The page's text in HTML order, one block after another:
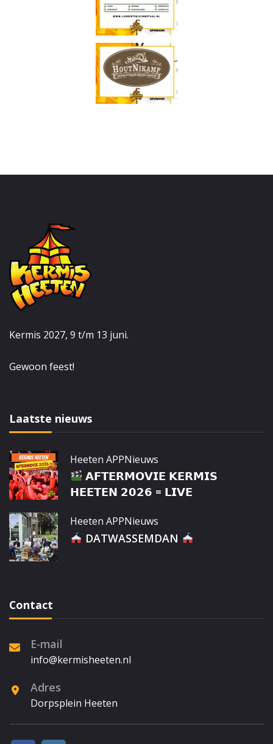
Kermis 2027, 9 t/m 13 juni.
Gewoon feest!
Laatste nieuws
Heeten APPNieuws
𝗔𝗙𝗧𝗘𝗥𝗠𝗢𝗩𝗜𝗘 𝗞𝗘𝗥𝗠𝗜𝗦
𝗛𝗘𝗘𝗧𝗘𝗡 𝟮𝟬𝟮𝟲 = 𝗟𝗜𝗩𝗘
Heeten APPNieuws
DATWASSEMDAN
Contact
E-mail
info@kermisheeten.nl
Adres
Dorpsplein Heeten